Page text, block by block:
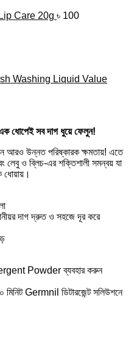
Care 20g ৳ 100
Washing Liquid Value
সব দাগ ধুয়ে ফেলুন!
আরও উন্নত পরিষ্কারক ক্ষমতায়! এতে
ও ব্লিচ-এর শক্তিশালী সমন্বয় যা
ধোয়ায়।
দাগ দ্রুত ও সহজে দূর করে
Powder ব্যবহার করুন
মিনিট Germnil ডিটারজেন্ট সলিউশনে